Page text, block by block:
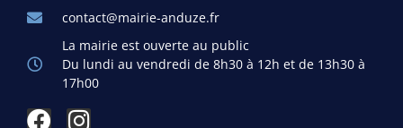
contact@mairie-anduze.fr
La mairie est ouverte au public
Du lundi au vendredi de 8h30 à 12h et de 13h30 à
17h00